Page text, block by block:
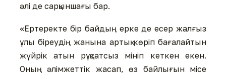
әлі де сарқыншағы бар.
«Ертеректе бір байдың ерке де есер жалғыз
ұлы біреудің жанына артық көріп бағалайтын
жүйрік атын рұқсатсыз мініп кеткен екен.
Оның әлімжеттік жасап, өз байлығын місе